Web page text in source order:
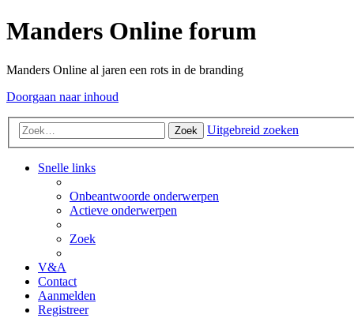
Manders Online forum
Manders Online al jaren een rots in de branding
Doorgaan naar inhoud
Zoek Uitgebreid zoeken
Snelle links
Onbeantwoorde onderwerpen
Actieve onderwerpen
Zoek
V&A
Contact
Aanmelden
Registreer